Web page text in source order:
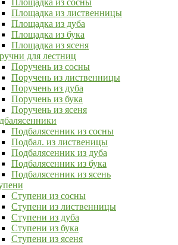
Площадка из лиственницы
Площадка из дуба
Площадка из бука
Площадка из ясеня
для лестниц
Поручень из сосны
Поручень из лиственницы
Поручень из дуба
Поручень из бука
Поручень из ясеня
Подбалясенник из сосны
Подбал. из лиственицы
Подбалясенник из дуба
Подбалясенник из бука
Подбалясенник из ясень
Ступени из сосны
Ступени из лиственницы
Ступени из дуба
Ступени из бука
Ступени из ясеня